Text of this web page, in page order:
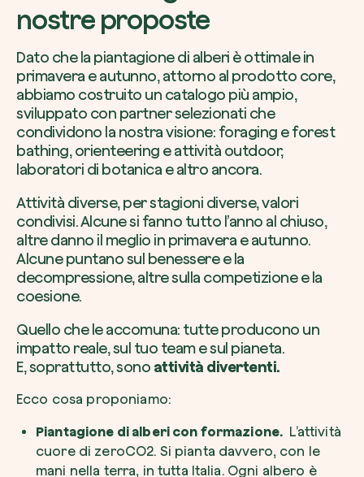
nostre proposte
Dato che la piantagione di alberi è ottimale in
primavera e autunno, attorno al prodotto core,
abbiamo costruito un catalogo più ampio,
sviluppato con partner selezionati che
condividono la nostra visione: foraging e forest
bathing, orienteering e attività outdoor,
laboratori di botanica e altro ancora.
Attività diverse, per stagioni diverse, valori
condivisi. Alcune si fanno tutto l’anno al chiuso,
altre danno il meglio in primavera e autunno.
Alcune puntano sul benessere e la
decompressione, altre sulla competizione e la
coesione.
Quello che le accomuna: tutte producono un
impatto reale, sul tuo team e sul pianeta.
E, soprattutto, sonoattività divertenti.
Ecco cosa proponiamo:
Piantagione di alberi con formazione. L’attività
cuore di zeroCO2. Si pianta davvero, con le
mani nella terra, in tutta Italia. Ogni albero è